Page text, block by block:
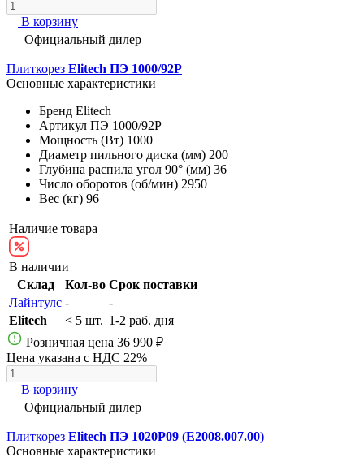
В корзину
Официальный дилер
Плиткорез Elitech ПЭ 1000/92Р
Основные характеристики
Бренд Elitech
Артикул ПЭ 1000/92Р
Мощность (Вт) 1000
Диаметр пильного диска (мм) 200
Глубина распила угол 90° (мм) 36
Число оборотов (об/мин) 2950
Вес (кг) 96
Наличие товара
В наличии
Склад
Кол-во Срок поставки
Лайнтулс -
-
Elitech
< 5 шт. 1-2 раб. дня
Розничная цена 36 990 ₽
Цена указана с НДС 22%
В корзину
Официальный дилер
Плиткорез Elitech ПЭ 1020Р09 (E2008.007.00)
Основные характеристики